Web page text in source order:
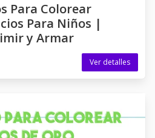
Para Colorear
Para Niños |
y Armar
Ver detalles